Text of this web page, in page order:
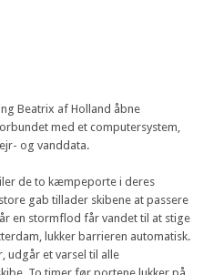
Beatrix af Holland åbne
med et computersystem,
og vanddata.
de to kæmpeporte i deres
gab tillader skibene at passere
en stormflod får vandet til at stige
lukker barrieren automatisk.
udgår et varsel til alle
To timer før portene lukker på